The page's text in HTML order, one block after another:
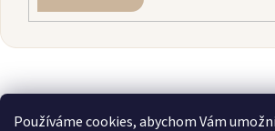
Používáme cookies, abychom Vám